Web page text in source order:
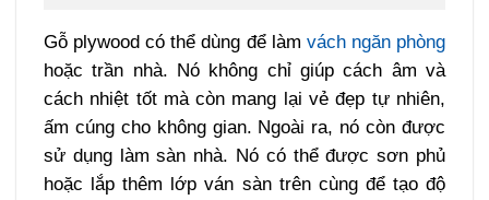
Gỗ plywood có thể dùng để làm vách ngăn phòng
hoặc trần nhà. Nó không chỉ giúp cách âm và
cách nhiệt tốt mà còn mang lại vẻ đẹp tự nhiên,
ấm cúng cho không gian. Ngoài ra, nó còn được
sử dụng làm sàn nhà. Nó có thể được sơn phủ
hoặc lắp thêm lớp ván sàn trên cùng để tạo độ